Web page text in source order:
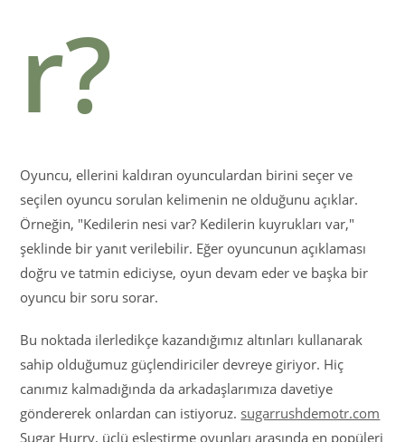
r?
Oyuncu, ellerini kaldıran oyunculardan birini seçer ve
seçilen oyuncu sorulan kelimenin ne olduğunu açıklar.
Örneğin, "Kedilerin nesi var? Kedilerin kuyrukları var,"
şeklinde bir yanıt verilebilir. Eğer oyuncunun açıklaması
doğru ve tatmin ediciyse, oyun devam eder ve başka bir
oyuncu bir soru sorar.
Bu noktada ilerledikçe kazandığımız altınları kullanarak
sahip olduğumuz güçlendiriciler devreye giriyor. Hiç
canımız kalmadığında da arkadaşlarımıza davetiye
göndererek onlardan can istiyoruz. sugarrushdemotr.com
Sugar Hurry, üçlü eşleştirme oyunları arasında en popüleri